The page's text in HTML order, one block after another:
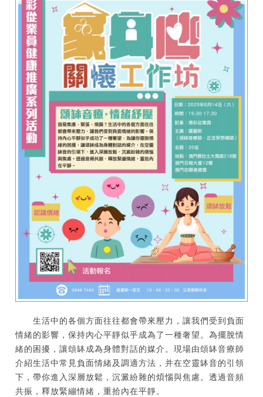
生活中的各個方面往往都會帶來壓力，讓我們受到負面
情緒的影響，保持內心平靜似乎成為了一種奢望。為擺脫情
緒的困擾，讓頌缽成為身體對話的媒介。現場由頌缽音療師
介紹生活中常見負面情緒及調適方法，并在空靈缽音的引領
下，帶你進入深層放鬆，沉澱紛雜的煩惱與焦慮。透過音頻
共振，釋放緊繃情緒，重拾內在平靜。